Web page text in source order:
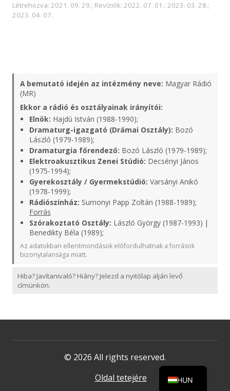
Létrehozva: 2021. 09. 29.; Revíziók: 2022. 07. 01.; 2023. 03. 28.;
2023. 04. 07.
A bemutató idején az intézmény neve: Magyar Rádió
(MR)
Ekkor a rádió és osztályainak irányítói:
Elnök: Hajdú István (1988-1990);
Dramaturg-igazgató (Drámai Osztály): Bozó
László (1979-1989);
Dramaturgia főrendező: Bozó László (1979-1989);
Elektroakusztikus Zenei Stúdió: Decsényi János
(1975-1994);
Gyerekosztály / Gyermekstúdió: Varsányi Anikó
(1978-1999);
Rádiószínház: Sumonyi Papp Zoltán (1988-1989);
Forrás
Szórakoztató Osztály: László György (1987-1993) |
Benedikty Béla (1989);
Az adatokban ellentmondások előfordulhatnak a források
bizonytalansága miatt.
Hiba? Javítanivaló? Hiány? Jelezd a nyitólap alján levő
címünkön.
© 2026 All rights reserved.
Oldal tetejére
HUN